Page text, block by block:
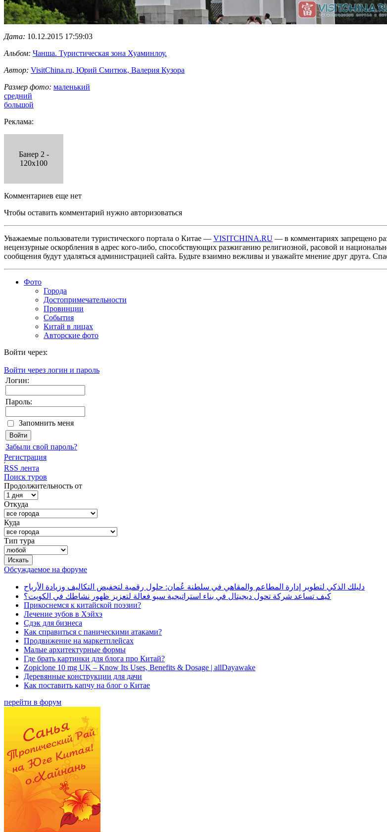
Дата: 10.12.2015 17:59:03
Альбом: Чанша. Туристическая зона Хуаминлоу.
Автор: VisitChina.ru, Юрий Смитюк, Валерия Кузора
Размер фото: маленький
средний
большой
Реклама:
Банер 2 -
120x100
Комментариев еще нет
Чтобы оставить комментарий нужно авторизоваться
Уважаемые пользователи туристического портала о Китае — VISITCHINA.RU — в комментариях запрещено
нецензурные оскорбления в адрес кого-либо, способствующих разжиганию религиозной, расовой и
сообщения будут удаляться администрацией сайта. Будьте взаимно вежливы и уважайте мнение друг друга.
Фото
Города
Достопримечательности
Провинции
События
Китай в лицах
Авторские фото
Войти через:
Войти через логин и пароль
Логин:
Пароль:
Запомнить меня
Забыли свой пароль?
Регистрация
RSS лента
Поиск туров
Продолжительность от
Откуда
Куда
Тип тура
Обсуждаемое на форуме
دليلك الذكي لتطوير إدارة المطاعم والمقاهي في سلطنة عُمان: حلول رقمية لتخفيض التكاليف وزيادة الأرباح
كيف تساعد شركة تحول ديجيتال في بناء استراتيجية سيو فعالة لتعزيز ظهور نشاطك في الكويت؟
Прикоснемся к китайской поэзии?
Лечение зубов в Хэйхэ
Сдэк для бизнеса
Как справиться с паническими атаками?
Продвижение на маркетплейсах
Малые архитектурные формы
Где брать картинки для блога про Китай?
Zopiclone 10 mg UK – Know Its Uses, Benefits & Dosage | allDayawake
Деревянные конструкции для дачи
Как поставить капчу на блог о Китае
перейти в форум